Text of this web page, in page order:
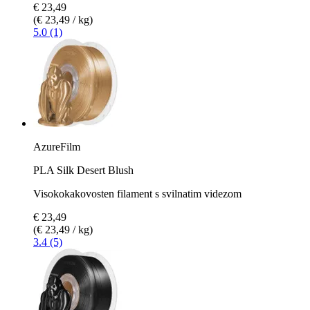
€ 23,49
(€ 23,49 / kg)
5.0 (1)
AzureFilm
PLA Silk Desert Blush
Visokokakovosten filament s svilnatim videzom
€ 23,49
(€ 23,49 / kg)
3.4 (5)